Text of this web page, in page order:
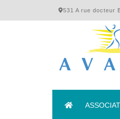
531 A rue docteur